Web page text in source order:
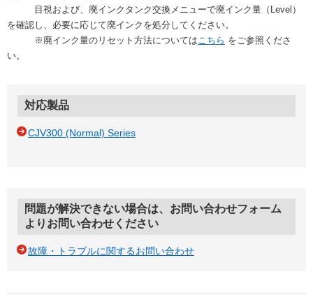
目視および、廃インクタンク交換メニューで廃インク量（Level）
を確認し、必要に応じて廃インクを処分してください。
※廃インク量のリセット方法については こちら をご参照くださ
い。
対応製品
CJV300 (Normal) Series
問題が解決できない場合は、お問い合わせフォーム
よりお問い合わせください
故障・トラブルに関するお問い合わせ